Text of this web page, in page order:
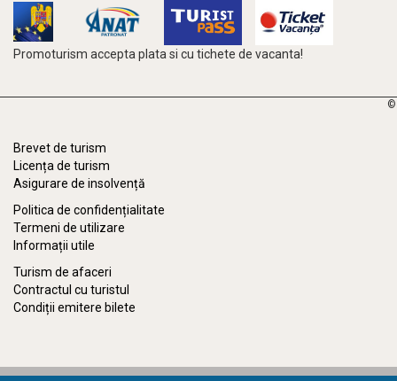
Promoturism accepta plata si cu tichete de vacanta!
©
Brevet de turism
Licența de turism
Asigurare de insolvență
Politica de confidențialitate
Termeni de utilizare
Informații utile
Turism de afaceri
Contractul cu turistul
Condiții emitere bilete